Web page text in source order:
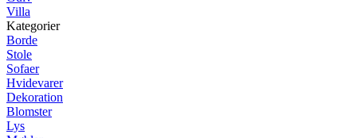
Villa
Kategorier
Borde
Stole
Sofaer
Hvidevarer
Dekoration
Blomster
Lys